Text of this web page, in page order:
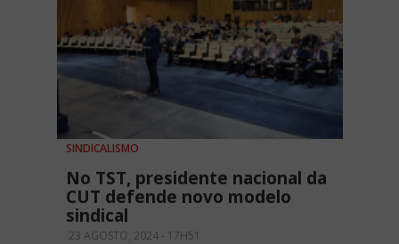
SINDICALISMO
No TST, presidente nacional da
CUT defende novo modelo
sindical
23 AGOSTO, 2024 - 17H51